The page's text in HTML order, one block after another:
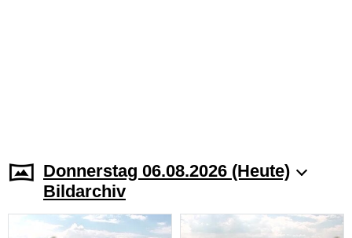
Donnerstag 06.08.2026 (Heute)
Bildarchiv